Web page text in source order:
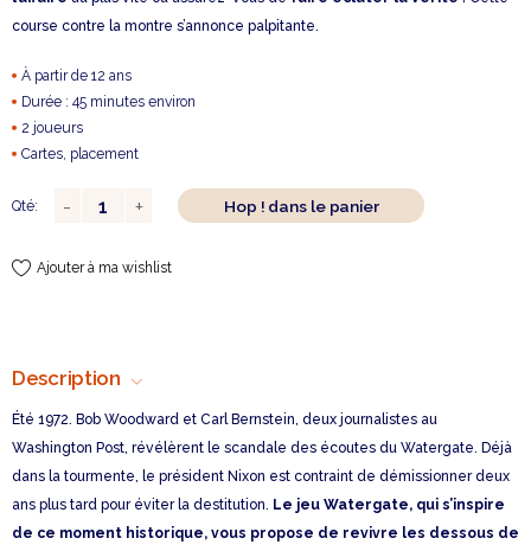
course contre la montre s’annonce palpitante.
À partir de 12 ans
Durée : 45 minutes environ
2 joueurs
Cartes, placement
Qté: Hop ! dans le panier
Ajouter à ma wishlist
Description
Été 1972. Bob Woodward et Carl Bernstein, deux journalistes au
Washington Post, révélèrent le scandale des écoutes du Watergate. Déjà
dans la tourmente, le président Nixon est contraint de démissionner deux
ans plus tard pour éviter la destitution. Le jeu Watergate, qui s’inspire
de ce moment historique, vous propose de revivre les dessous de